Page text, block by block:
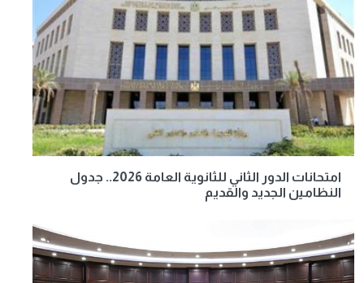
امتحانات الدور الثاني للثانوية العامة 2026.. جدول
النظامين الجديد والقديم